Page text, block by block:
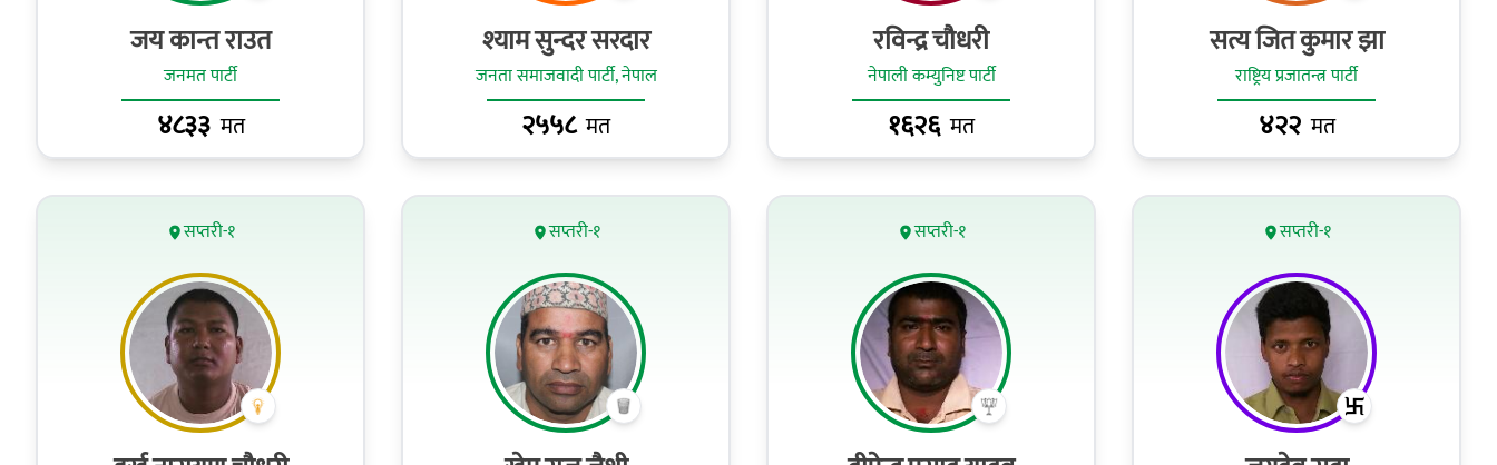
जय कान्त राउत
जनमत पार्टी
४८३३ मत
श्याम सुन्दर सरदार
जनता समाजवादी पार्टी, नेपाल
२५५८ मत
रविन्द्र चौधरी
नेपाली कम्युनिष्ट पार्टी
१६२६ मत
सत्य जित कुमार झा
राष्ट्रिय प्रजातन्त्र पार्टी
४२२ मत
सप्तरी-१ सप्तरी-१ सप्तरी-१ सप्तरी-१